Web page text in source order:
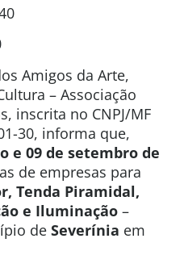
Amigos da Arte,
– Associação
inscrita no CNPJ/MF
30, informa que,
e 09 de setembro de
de empresas para
Tenda Piramidal,
e Iluminação –
de Severínia em